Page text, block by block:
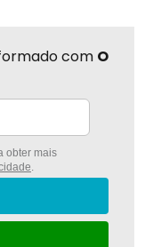
com O
obter mais
.